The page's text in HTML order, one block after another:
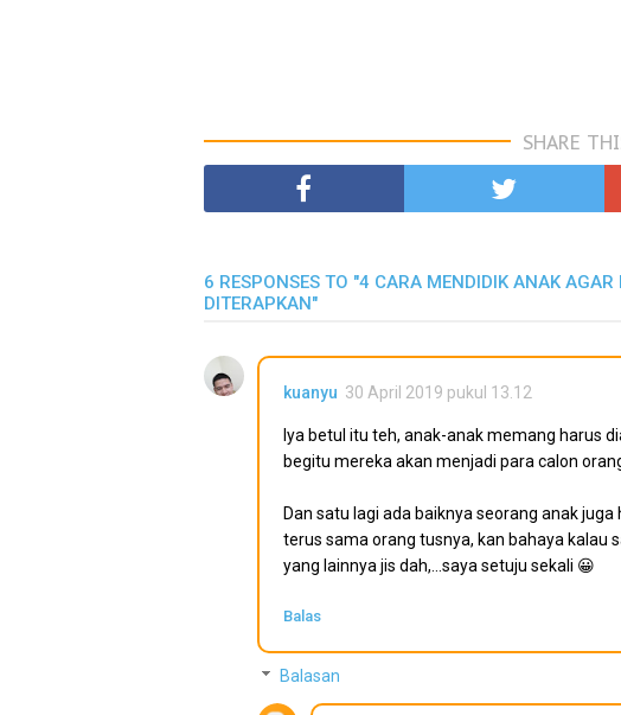
SHARE
6 RESPONSES TO "4 CARA MENDIDIK ANAK
DITERAPKAN"
kuanyu 30 April 2019 pukul 13.12
Iya betul itu teh, anak-anak memang harus
begitu mereka akan menjadi para calon
Dan satu lagi ada baiknya seorang anak
terus sama orang tusnya, kan bahaya kalau
yang lainnya jis dah,...saya setuju sekali 😀
Balas
Balasan